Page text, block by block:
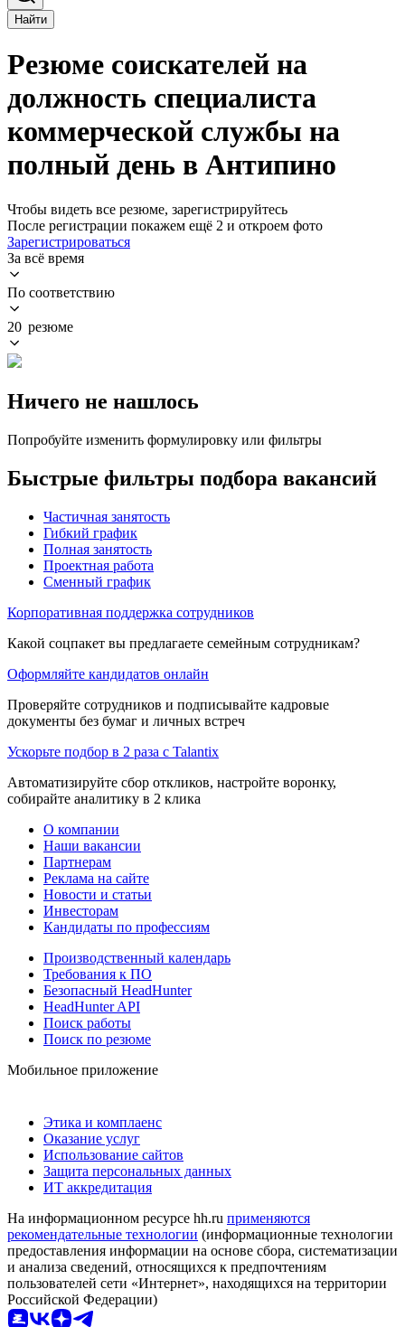
Найти
Резюме соискателей на
должность специалиста
коммерческой службы на
полный день в Антипино
Чтобы видеть все резюме, зарегистрируйтесь
После регистрации покажем ещё 2 и откроем фото
Зарегистрироваться
За всё время
По соответствию
20 резюме
Ничего не нашлось
Попробуйте изменить формулировку или фильтры
Быстрые фильтры подбора вакансий
Частичная занятость
Гибкий график
Полная занятость
Проектная работа
Сменный график
Корпоративная поддержка сотрудников
Какой соцпакет вы предлагаете семейным сотрудникам?
Оформляйте кандидатов онлайн
Проверяйте сотрудников и подписывайте кадровые
документы без бумаг и личных встреч
Ускорьте подбор в 2 раза с Talantix
Автоматизируйте сбор откликов, настройте воронку,
собирайте аналитику в 2 клика
О компании
Наши вакансии
Партнерам
Реклама на сайте
Новости и статьи
Инвесторам
Кандидаты по профессиям
Производственный календарь
Требования к ПО
Безопасный HeadHunter
HeadHunter API
Поиск работы
Поиск по резюме
Мобильное приложение
Этика и комплаенс
Оказание услуг
Использование сайтов
Защита персональных данных
ИТ аккредитация
На информационном ресурсе hh.ru применяются
рекомендательные технологии (информационные технологии
предоставления информации на основе сбора, систематизации
и анализа сведений, относящихся к предпочтениям
пользователей сети «Интернет», находящихся на территории
Российской Федерации)